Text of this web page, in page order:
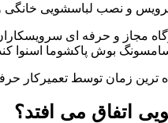
و نصب لباسشویی خانگی و
مجاز و حرفه ای
بوش پاکشوما اسنوا
ترین زمان توسط
اتفاق می افتد؟